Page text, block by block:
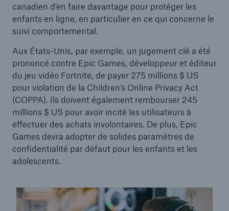
canadien d’en faire davantage pour protéger les
enfants en ligne, en particulier en ce qui concerne le
suivi comportemental.
Aux États-Unis, par exemple, un jugement clé a été
prononcé contre Epic Games, développeur et éditeur
du jeu vidéo Fortnite, de payer 275 millions $ US
pour violation de la Children’s Online Privacy Act
(COPPA). Ils doivent également rembourser 245
millions $ US pour avoir incité les utilisateurs à
effectuer des achats involontaires. De plus, Epic
Games devra adopter de solides paramètres de
confidentialité par défaut pour les enfants et les
adolescents.